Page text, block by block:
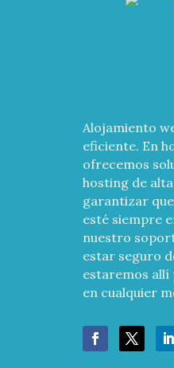
Alojamiento
eficiente. En
ofrecemos
hosting de
garantizar
esté siempre
nuestro
estar seguro
estaremos allí
en cualquier